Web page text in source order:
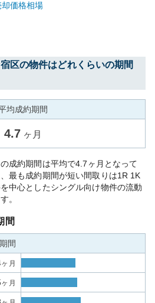
価格相場
区の物件はどれくらいの期間
均成約期間
4.7 ヶ月
成約期間は平均で4.7ヶ月となって
最も成約期間が短い間取りは1R 1K
中心としたシングル向け物件の流動
。
間
間
ヶ月
ヶ月